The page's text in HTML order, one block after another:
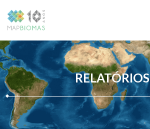
RELATÓRIOS